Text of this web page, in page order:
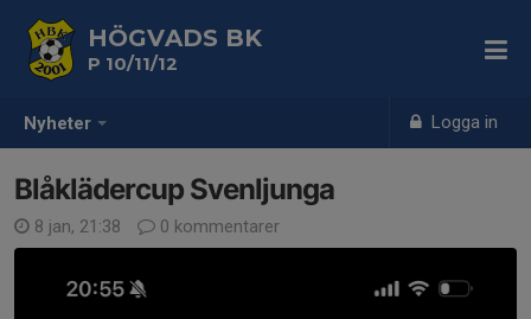
Nyheter Logga in
HÖGVADS BK
P 10/11/12
Blåklädercup Svenljunga
8 jan, 21:38 0 kommentarer